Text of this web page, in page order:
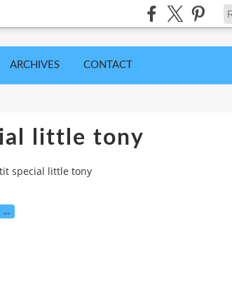
ARCHIVES CONTACT
little tony
special little tony
…